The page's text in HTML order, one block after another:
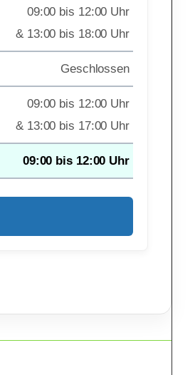
09:00 bis 12:00 Uhr
& 13:00 bis 18:00 Uhr
Geschlossen
09:00 bis 12:00 Uhr
& 13:00 bis 17:00 Uhr
09:00 bis 12:00 Uhr